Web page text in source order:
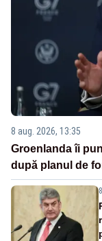
8 aug. 2026, 13:35
Groenlanda îi
după planul de